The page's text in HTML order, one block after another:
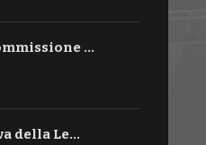
…
della Le…